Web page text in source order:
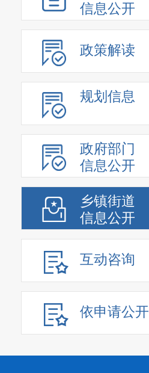
信息公开
政策解读
规划信息
政府部门
信息公开
乡镇街道
信息公开
互动咨询
依申请公开